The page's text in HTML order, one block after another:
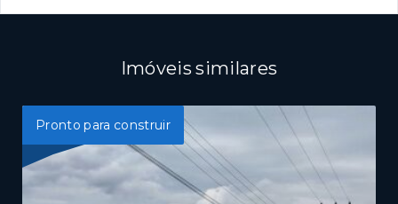
Imóveis similares
Pronto para construir